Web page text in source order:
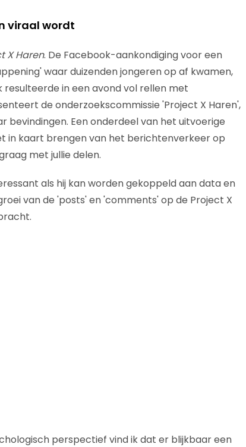
viraal wordt
X Haren. De Facebook-aankondiging voor een
waar duizenden jongeren op af kwamen,
resulteerde in een avond vol rellen met
de onderzoekscommissie 'Project X Haren',
bevindingen. Een onderdeel van het uitvoerige
in kaart brengen van het berichtenverkeer op
met jullie delen.
als hij kan worden gekoppeld aan data en
van de 'posts' en 'comments' op de Project X
perspectief vind ik dat er blijkbaar een